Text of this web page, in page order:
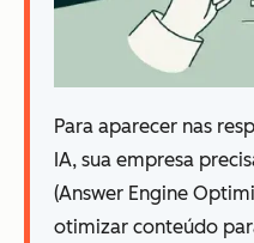
Para aparecer nas
IA, sua empresa
(Answer Engine
otimizar conteúdo